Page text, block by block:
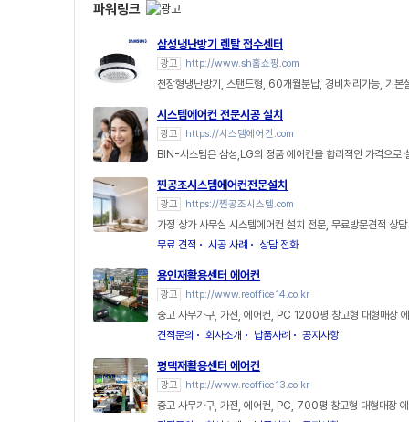
파워링크
삼성냉난방기 렌탈 접수센터
광고 http://www.sh홈쇼핑.com
천장형냉난방기, 스탠드형, 60개월분납, 경비처리가능, 기본
시스템에어컨 전문시공 설치
광고 https://시스템에어컨.com
BIN-시스템은 삼성,LG의 정품 에어컨을 합리적인 가격으로
찐공조시스템에어컨전문설치
광고 https://찐공조시스템.com
가정 상가 사무실 시스템에어컨 설치 전문, 무료방문견적 상담
무료 견적
시공 사례 상담 전화
용인재활용센터 에어컨
광고 http://www.reoffice14.co.kr
중고 사무가구, 가전, 에어컨, PC 1200평 창고형 대형매장
견적문의
회사소개 납품사례 공지사항
평택재활용센터 에어컨
광고 http://www.reoffice13.co.kr
중고 사무가구, 가전, 에어컨, PC, 700평 창고형 대형매장